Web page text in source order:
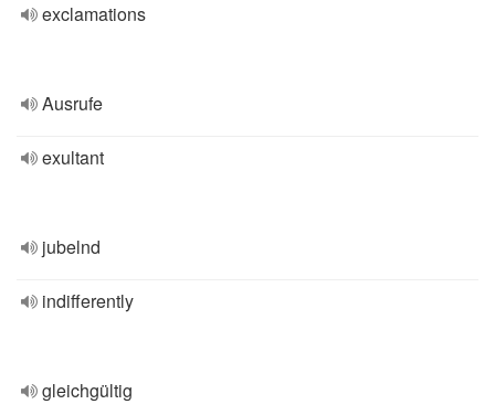
exclamations
Ausrufe
exultant
jubelnd
indifferently
gleichgültig